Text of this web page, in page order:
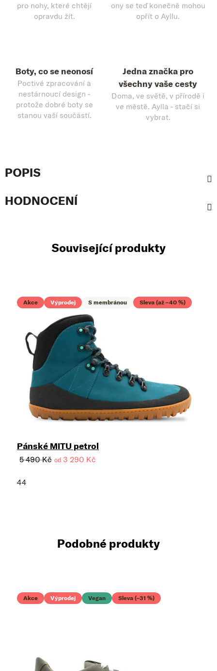
pro nohy, které chtějí
opravdu žít.
ony se teď konečně mohou
opřít o Ayllu.
Boty, co se neonosí
Poctivé zpracování a
nestárnoucí design -
protože dobré boty se
stanou vaší součástí.
Jedna značka pro
všechny vaše cesty
Doma, ve světě, v přírodě i
ve městě. Aylla - stačí si
vybrat.
POPIS
HODNOCENÍ
Související produkty
Akce Výprodej S membránou Sleva (až –40 %)
Pánské MITU petrol
5 490 Kč od 3 290 Kč
44
Podobné produkty
Akce Výprodej Vegan Sleva (–31 %)